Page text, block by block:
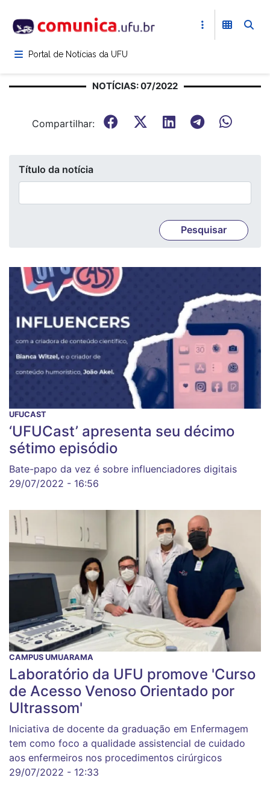
para
conteúdoPortal de Notícias da UFU
NOTÍCIAS: 07/2022
Compartilhar:
Título da notícia
UFUCAST
‘UFUCast’ apresenta seu décimo
sétimo episódio
Bate-papo da vez é sobre influenciadores digitais
29/07/2022 - 16:56
CAMPUS UMUARAMA
Laboratório da UFU promove 'Curso
de Acesso Venoso Orientado por
Ultrassom'
Iniciativa de docente da graduação em Enfermagem
tem como foco a qualidade assistencial de cuidado
aos enfermeiros nos procedimentos cirúrgicos
29/07/2022 - 12:33